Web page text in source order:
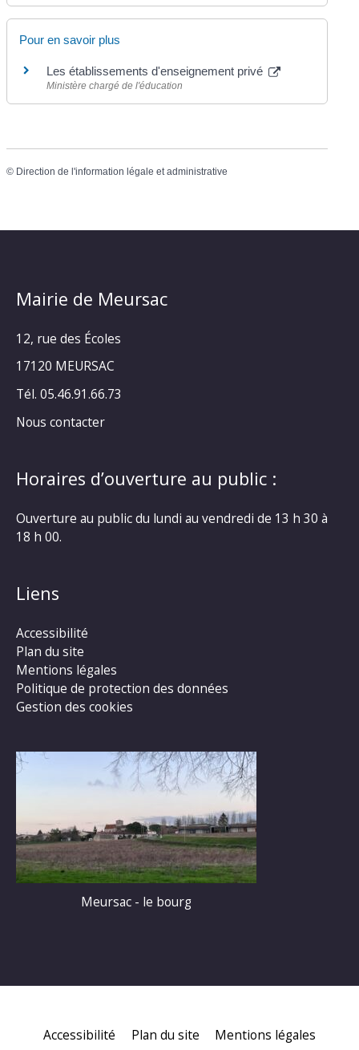
Pour en savoir plus
Les établissements d'enseignement privé
Ministère chargé de l'éducation
© Direction de l'information légale et administrative
Mairie de Meursac
12, rue des Écoles
17120 MEURSAC
Tél. 05.46.91.66.73
Nous contacter
Horaires d’ouverture au public :
Ouverture au public du lundi au vendredi de 13 h 30 à
18 h 00.
Liens
Accessibilité
Plan du site
Mentions légales
Politique de protection des données
Gestion des cookies
Meursac - le bourg
Accessibilité Plan du site
Mentions légales